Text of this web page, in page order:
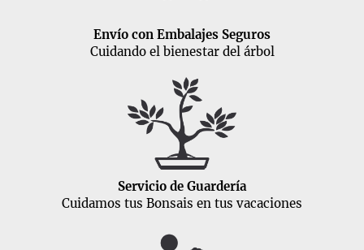
Envío con Embalajes Seguros
Cuidando el bienestar del árbol
Servicio de Guardería
Cuidamos tus Bonsais en tus vacaciones